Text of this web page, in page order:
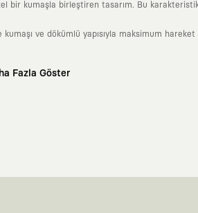
bir kumaşla birleştiren tasarım. Bu
ve dökümlü yapısıyla maksimum
Fazla Göster